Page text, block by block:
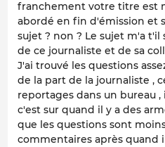
franchement votre titre est
abordé en fin d'émission et
sujet ? non ? Le sujet m'a t'il
de ce journaliste et de sa
J'ai trouvé les questions
de la part de la journaliste ,
reportages dans un bureau ,
c'est sur quand il y a des
que les questions sont
commentaires après quand